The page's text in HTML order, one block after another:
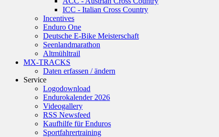
ICC - Italian Cross Country
Incentives
Enduro One
Deutsche E-Bike Meisterschaft
Seenlandmarathon
Altmühltrail
MX-TRACKS
Daten erfassen / ändern
Service
Logodownload
Endurokalender 2026
Videogallery
RSS Newsfeed
Kaufhilfe für Enduros
Sportfahrertraining